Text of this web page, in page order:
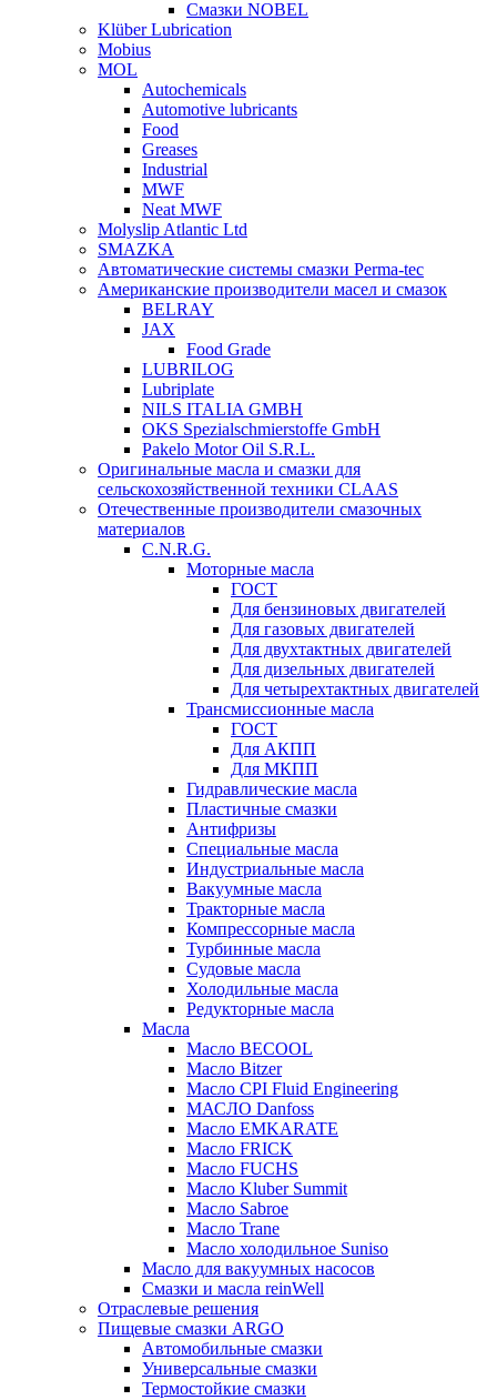
Смазки NOBEL
Klüber Lubrication
Mobius
MOL
Autochemicals
Automotive lubricants
Food
Greases
Industrial
MWF
Neat MWF
Molyslip Atlantic Ltd
SMAZKA
Автоматические системы смазки Perma-tec
Американские производители масел и смазок
BELRAY
JAX
Food Grade
LUBRILOG
Lubriplate
NILS ITALIA GMBH
OKS Spezialschmierstoffe GmbH
Pakelo Motor Oil S.R.L.
Оригинальные масла и смазки для
сельскохозяйственной техники CLAAS
Отечественные производители смазочных
материалов
C.N.R.G.
Моторные масла
ГОСТ
Для бензиновых двигателей
Для газовых двигателей
Для двухтактных двигателей
Для дизельных двигателей
Для четырехтактных двигателей
Трансмиссионные масла
ГОСТ
Для АКПП
Для МКПП
Гидравлические масла
Пластичные смазки
Антифризы
Специальные масла
Индустриальные масла
Вакуумные масла
Тракторные масла
Компрессорные масла
Турбинные масла
Судовые масла
Холодильные масла
Редукторные масла
Масла
Масло BECOOL
Масло Bitzer
Масло CPI Fluid Engineering
МАСЛО Danfoss
Масло EMKARATE
Масло FRICK
Масло FUCHS
Масло Kluber Summit
Масло Sabroe
Масло Trane
Масло холодильное Suniso
Масло для вакуумных насосов
Смазки и масла reinWell
Отраслевые решения
Пищевые смазки ARGO
Автомобильные смазки
Универсальные смазки
Термостойкие смазки